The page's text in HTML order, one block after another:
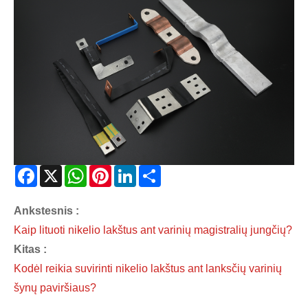
Facebook
X WhatsAppPinterestLinkedIn
Ankstesnis :
Kaip lituoti nikelio lakštus ant varinių magistralių jungčių?
Kitas :
Kodėl reikia suvirinti nikelio lakštus ant lanksčių varinių
šynų paviršiaus?